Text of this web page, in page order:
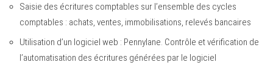
Saisie des écritures comptables sur l’ensemble des cycles
comptables : achats, ventes, immobilisations, relevés bancaires
Utilisation d’un logiciel web : Pennylane. Contrôle et vérification de
l’automatisation des écritures générées par le logiciel